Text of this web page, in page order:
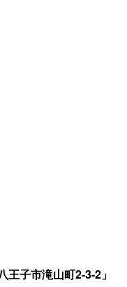
子市滝山町2-3-2」